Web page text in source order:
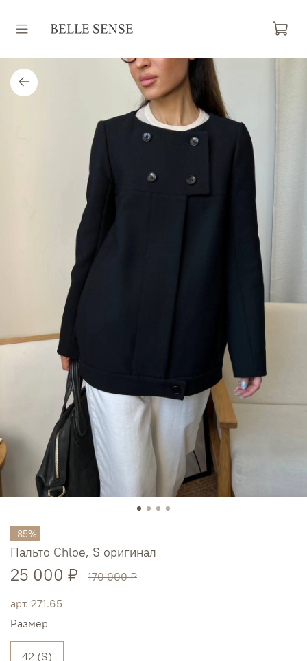
-85%
арт. 271.65
Пальто Chloe, S оригинал
25 000 ₽ 170 000 ₽
Размер
42 (S)